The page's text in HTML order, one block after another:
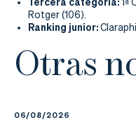
Rotger (106).
Ranking junior:
Otras
06/08/2026